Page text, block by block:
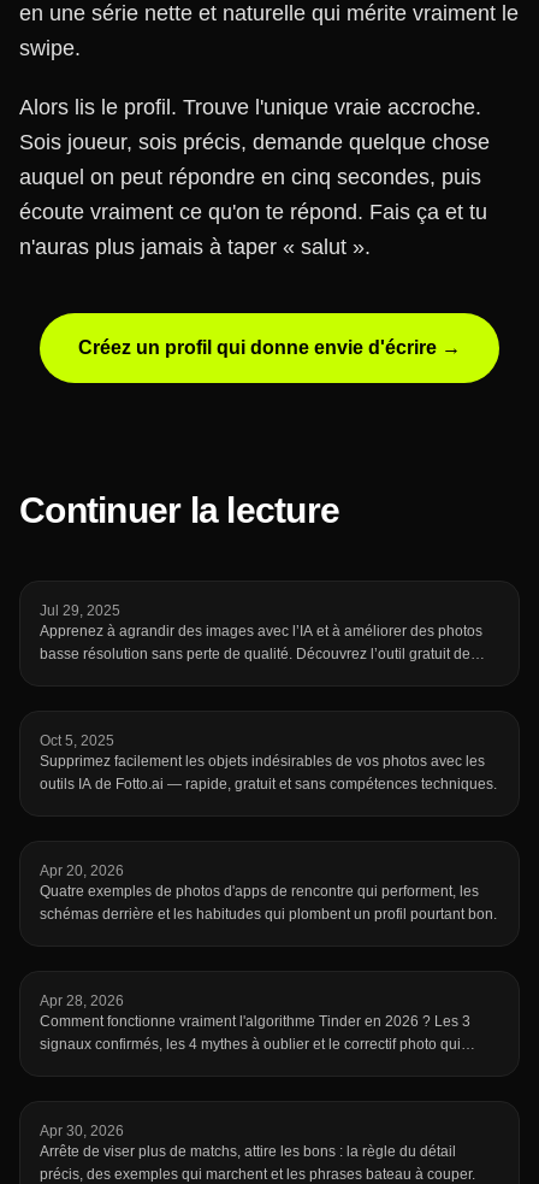
en une série nette et naturelle qui mérite vraiment le
swipe.
Alors lis le profil. Trouve l'unique vraie accroche.
Sois joueur, sois précis, demande quelque chose
auquel on peut répondre en cinq secondes, puis
écoute vraiment ce qu'on te répond. Fais ça et tu
n'auras plus jamais à taper « salut ».
Créez un profil qui donne envie d'écrire →
Continuer la lecture
Jul 29, 2025
Apprenez à agrandir des images avec l’IA et à améliorer des photos
basse résolution sans perte de qualité. Découvrez l’outil gratuit de
Oct 5, 2025
Supprimez facilement les objets indésirables de vos photos avec les
outils IA de Fotto.ai — rapide, gratuit et sans compétences techniques.
Apr 20, 2026
Quatre exemples de photos d'apps de rencontre qui performent, les
schémas derrière et les habitudes qui plombent un profil pourtant bon.
Apr 28, 2026
Comment fonctionne vraiment l'algorithme Tinder en 2026 ? Les 3
signaux confirmés, les 4 mythes à oublier et le correctif photo qui
Apr 30, 2026
Arrête de viser plus de matchs, attire les bons : la règle du détail
précis, des exemples qui marchent et les phrases bateau à couper.